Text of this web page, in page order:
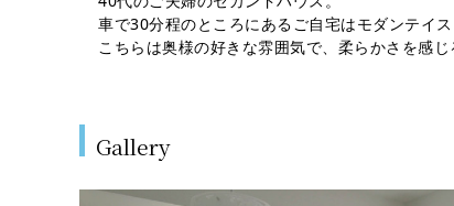
車で30分程のところにあるご自宅はモダンテイス
こちらは奥様の好きな雰囲気で、柔らかさを感
Gallery